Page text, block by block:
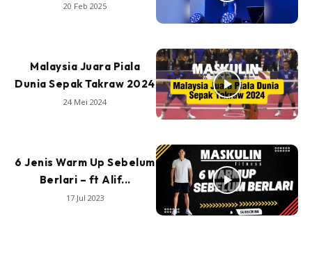
20 Feb 2025
Malaysia Juara Piala
Dunia Sepak Takraw 2024
24 Mei 2024
6 Jenis Warm Up Sebelum
Berlari – ft Alif...
17 Jul 2023